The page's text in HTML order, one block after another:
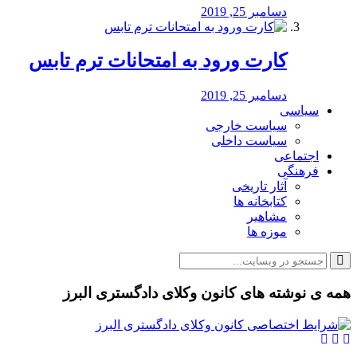
دسامبر 25, 2019
کارت ورود به امتحانات ترم تابس
دسامبر 25, 2019
سیاسی
سیاست خارجی
سیاست داخلی
اجتماعی
فرهنگی
آثار تاریخی
کتابخانه ها
مشاهیر
موزه ها
همه ی نوشته های کانون وکلای دادگستری البرز